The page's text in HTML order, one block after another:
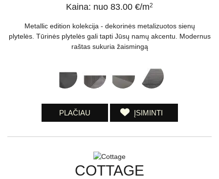
Kaina: nuo 83.00 €/m2
Metallic edition kolekcija - dekorinės metalizuotos sienų
plytelės. Tūrinės plytelės gali tapti Jūsų namų akcentu. Modernus
raštas sukuria žaismingą
PLAČIAU ĮSIMINTI
COTTAGE